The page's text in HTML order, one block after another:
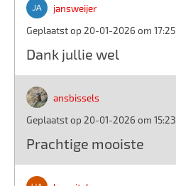
jansweijer
Geplaatst op 20-01-2026 om 17:25
Dank jullie wel
ansbissels
Geplaatst op 20-01-2026 om 15:23
Prachtige mooiste